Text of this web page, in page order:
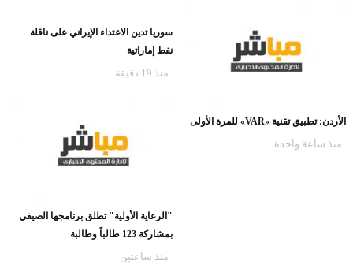
الأردن: تطبيق تقنية «VAR» للمرة الأولى
منذ ساعة واحدة
سوريا تدين الاعتداء الإيراني على ناقلة
نفط إماراتية
منذ 19 دقيقة
"الرعاية الأولية" تطلق برنامجها الصيفي
بمشاركة 123 طالباً وطالبة
منذ ساعتين